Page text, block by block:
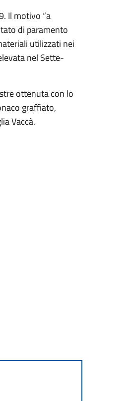
Il motivo “a
di paramento
utilizzati nei
nel Sette-
ottenuta con lo
graffiato,
Vaccà.